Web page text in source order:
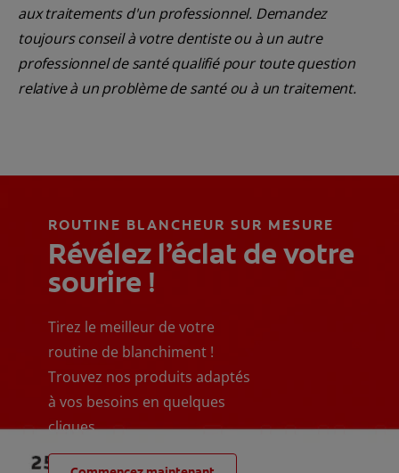
aux traitements d'un professionnel. Demandez
toujours conseil à votre dentiste ou à un autre
professionnel de santé qualifié pour toute question
relative à un problème de santé ou à un traitement.
ROUTINE BLANCHEUR SUR MESURE
Révélez l’éclat de votre
sourire !
Tirez le meilleur de votre
routine de blanchiment !
Trouvez nos produits adaptés
à vos besoins en quelques
cliques